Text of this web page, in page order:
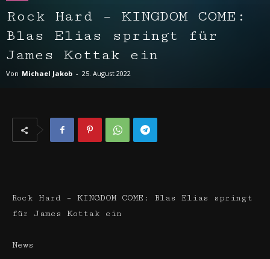
Rock Hard – KINGDOM COME:
Blas Elias springt für
James Kottak ein
Von Michael Jakob - 25. August 2022
Rock Hard – KINGDOM COME: Blas Elias springt
für James Kottak ein
News